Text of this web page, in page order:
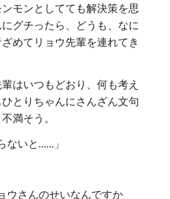
モンとしてても解決策を思
グチったら、どうも、なに
めてリョウ先輩を連れてき
はいつもどおり、何も考え
とりちゃんにさんざん文句
満そう。
ないと……」
ウさんのせいなんですか